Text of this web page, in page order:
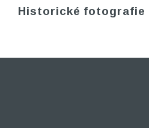
Historické fotografie